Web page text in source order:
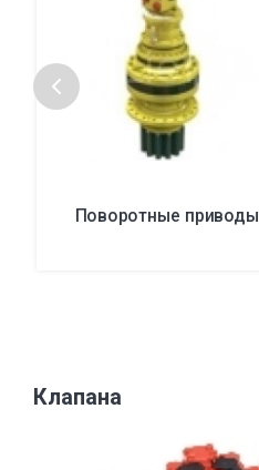
Поворотные приводы
Клапана